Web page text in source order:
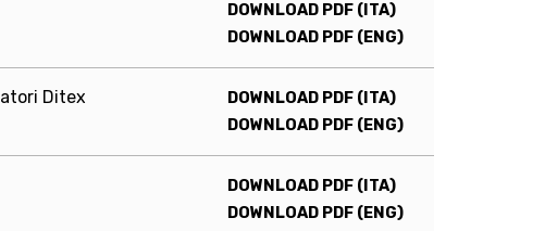
DOWNLOAD PDF (ITA)
DOWNLOAD PDF (ENG)
Ditex
DOWNLOAD PDF (ITA)
DOWNLOAD PDF (ENG)
DOWNLOAD PDF (ITA)
DOWNLOAD PDF (ENG)